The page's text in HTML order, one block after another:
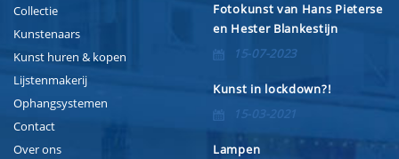
Collectie
Kunstenaars
Kunst huren & kopen
Lijstenmakerij
Ophangsystemen
Contact
Over ons
Fotokunst van Hans Pieterse
en Hester Blankestijn
15-07-2023
Kunst in lockdown?!
15-03-2021
Lampen